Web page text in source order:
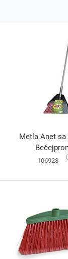
Metla Anet
106928